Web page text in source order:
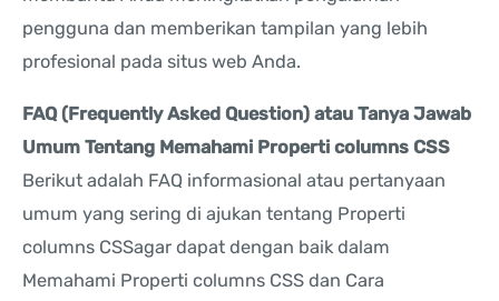
pengguna dan memberikan tampilan yang lebih
profesional pada situs web Anda.
FAQ (Frequently Asked Question) atau Tanya Jawab
Umum Tentang Memahami Properti columns CSS
Berikut adalah FAQ informasional atau pertanyaan
umum yang sering di ajukan tentang Properti
columns CSSagar dapat dengan baik dalam
Memahami Properti columns CSS dan Cara